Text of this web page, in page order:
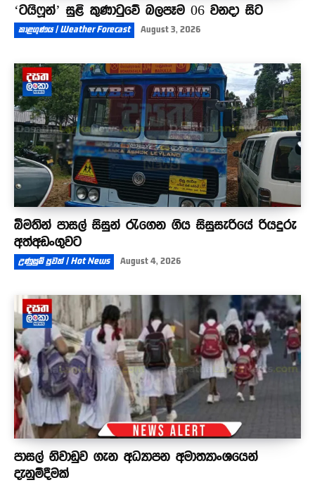
‘ටයිෆූන්’ සුළි කුණාටුවේ බලපෑම 06 වනදා සිට
කාළගුණය | Weather Forecast August 3, 2026
බීමතින් පාසල් සිසුන් රැගෙන ගිය සිසුසැරියේ රියදුරු
අත්අඩංගුවට
උණුසුම් පුවත් | Hot News August 4, 2026
පාසල් නිවාඩුව ගැන අධ්‍යාපන අමාත්‍යාංශයෙන්
දැනුම්දීමක්